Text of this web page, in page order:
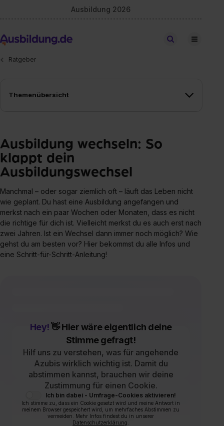
Ausbildung 2026
Stellen finden
Ratgeber
Themenübersicht
Ausbildung wechseln: So
klappt dein
Ausbildungswechsel
Manchmal – oder sogar ziemlich oft – läuft das Leben nicht
wie geplant. Du hast eine Ausbildung angefangen und
merkst nach ein paar Wochen oder Monaten, dass es nicht
die richtige für dich ist. Vielleicht merkst du es auch erst nach
zwei Jahren. Ist ein Wechsel dann immer noch möglich? Wie
gehst du am besten vor? Hier bekommst du alle Infos und
eine Schritt-für-Schritt-Anleitung!
Hey!👋 Hier wäre eigentlich deine
Stimme gefragt!
Hilf uns zu verstehen, was für angehende
Azubis wirklich wichtig ist. Damit du
abstimmen kannst, brauchen wir deine
Zustimmung für einen Cookie.
Ich bin dabei - Umfrage-Cookies aktivieren!
Ich stimme zu, dass ein Cookie gesetzt wird und meine Antwort in
meinem Browser gespeichert wird, um mehrfaches Abstimmen zu
vermeiden. Mehr Infos findest du in unserer
Datenschutzerklärung